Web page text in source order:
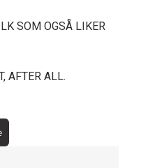
SOM OGSÅ LIKER
AFTER ALL.